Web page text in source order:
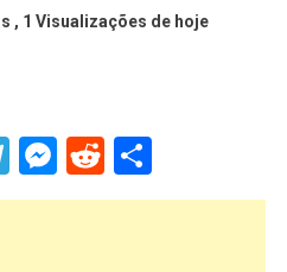
, 1 Visualizações de hoje
Telegram
Messenger
Reddit
Share